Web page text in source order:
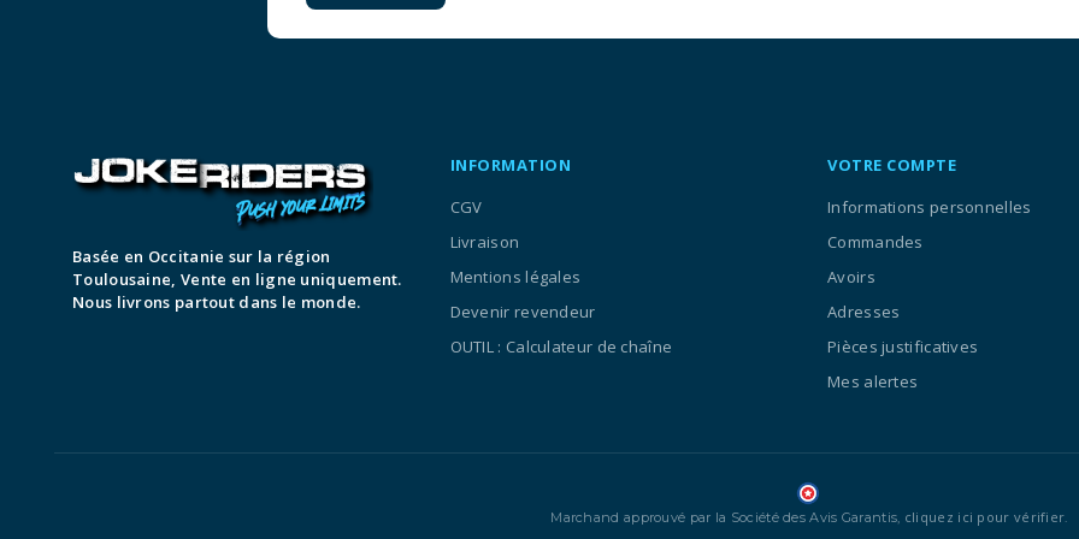
Basée en Occitanie sur la région
Toulousaine, Vente en ligne uniquement.
Nous livrons partout dans le monde.
INFORMATION
CGV
Livraison
Mentions légales
Devenir revendeur
OUTIL : Calculateur de chaîne
VOTRE COMPTE
Informations personnelles
Commandes
Avoirs
Adresses
Pièces justificatives
Mes alertes
Marchand approuvé par la Société des Avis Garantis, cliquez ici pour vérifier.